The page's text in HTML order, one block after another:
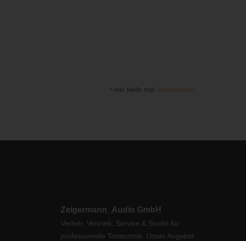
* exkl. MwSt. zzgl. Versandkosten
Zeigermann_Audio GmbH
Verleih, Vertrieb, Service & Studio für
professionelle Tontechnik. Unser Angebot